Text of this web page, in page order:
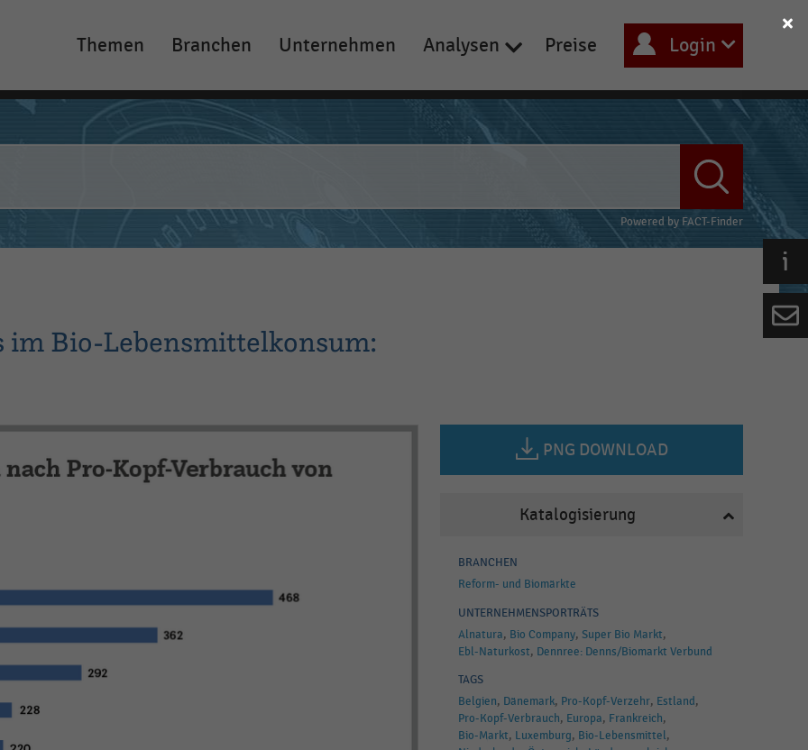
Main
navigation
Themen Branchen Unternehmen Analysen Preise Login
Powered by FACT-Finder
im Bio-Lebensmittelkonsum:
PNG DOWNLOAD
Katalogisierung
BRANCHEN
Reform- und Biomärkte
UNTERNEHMENSPORTRÄTS
Alnatura Bio Company Super Bio Markt
Ebl-Naturkost Dennree: Denns/Biomarkt Verbund
TAGS
Belgien Dänemark Pro-Kopf-Verzehr Estland
Pro-Kopf-Verbrauch Europa Frankreich
Bio-Markt Luxemburg Bio-Lebensmittel